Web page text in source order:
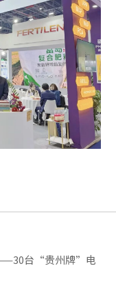
台“贵州牌”电